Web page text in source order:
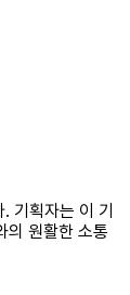
기획자는 이 기
의 원활한 소통